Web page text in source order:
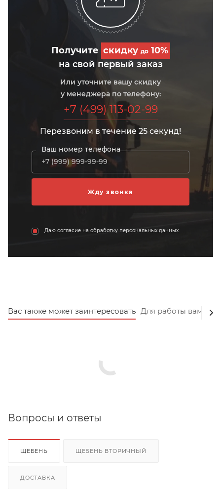
Получите скидку до10%
на свой первый заказ
Или уточните вашу скидку
у менеджера по телефону:
+7 (499) 113-02-99
Перезвоним в течение 25 секунд!
Ваш номер телефона
Даю согласие на обработку персональных данных
Вас также может заинтересовать Для работы вам
Вопросы и ответы
ЩЕБЕНЬ ЩЕБЕНЬ ВТОРИЧНЫЙ
ДОСТАВКА